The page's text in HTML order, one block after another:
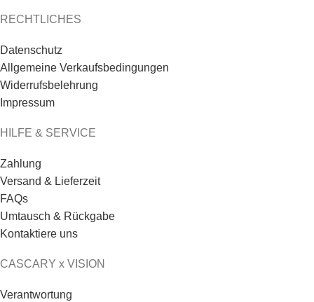
RECHTLICHES
Datenschutz
Allgemeine Verkaufsbedingungen
Widerrufsbelehrung
Impressum
HILFE & SERVICE
Zahlung
Versand & Lieferzeit
FAQs
Umtausch & Rückgabe
Kontaktiere uns
CASCARY x VISION
Verantwortung